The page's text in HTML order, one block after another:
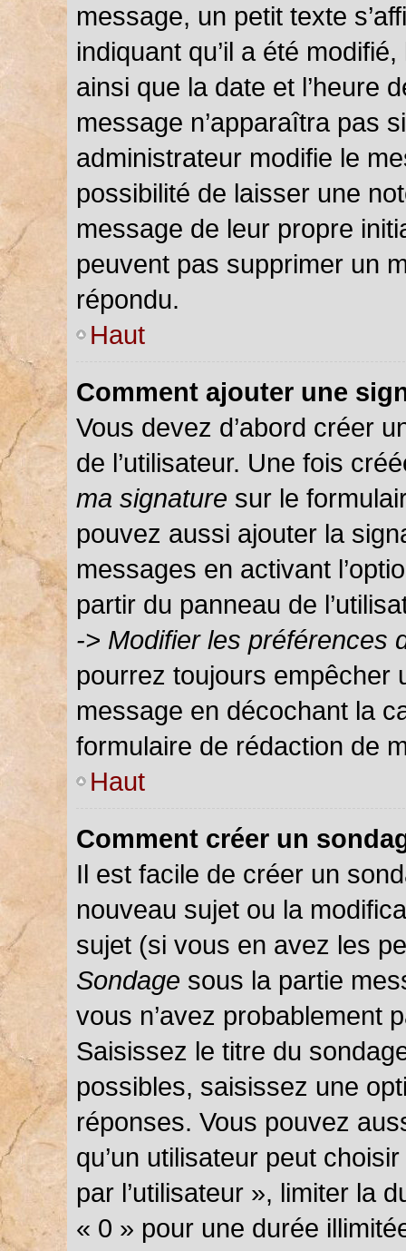
message, un petit texte
indiquant qu’il a été
ainsi que la date et l’heure
message n’apparaîtra pas
administrateur modifie le
possibilité de laisser une
message de leur propre
peuvent pas supprimer un
répondu.
Haut
Comment ajouter une
Vous devez d’abord créer
de l’utilisateur. Une fois
ma signature sur le
pouvez aussi ajouter la
messages en activant
partir du panneau de
-> Modifier les préférences
pourrez toujours empêcher
message en décochant la
formulaire de rédaction de
Haut
Comment créer un
Il est facile de créer un
nouveau sujet ou la
sujet (si vous en avez les
Sondage sous la partie
vous n’avez probablement
Saisissez le titre du
possibles, saisissez une
réponses. Vous pouvez
qu’un utilisateur peut
par l’utilisateur », limiter la
« 0 » pour une durée